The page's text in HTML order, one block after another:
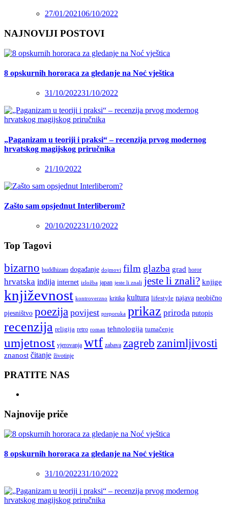
27/01/202106/10/2022
NAJNOVIJI POSTOVI
8 opskurnih hororaca za gledanje na Noć vještica
31/10/202231/10/2022
„Paganizam u teoriji i praksi“ – recenzija prvog modernog
hrvatskog magijskog priručnika
21/10/2022
Zašto sam opsjednut Interliberom?
20/10/202231/10/2022
Top Tagovi
bizarno buddhizam događanje dojmovi film glazba grad horor
hrvatska indija internet izložba japan jeste li znali jeste li znali? knjige
književnost kontroverzno kritika kultura lifestyle najava neobično
pjesništvo poezija povijest preporuka prikaz priroda putopis
recenzija religija retro roman tehnologija tumačenje
umjetnost vjerovanja wtf zabava zagreb zanimljivosti
znanost čitanje životinje
PRATITE NAS
Najnovije priče
8 opskurnih hororaca za gledanje na Noć vještica
31/10/202231/10/2022